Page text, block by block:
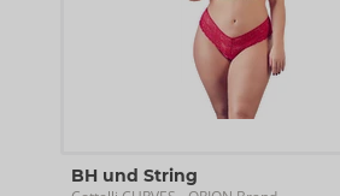
BH und String